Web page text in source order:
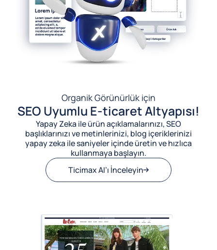
Organik Görünürlük için
SEO Uyumlu E-ticaret Altyapısı!
Yapay Zeka ile ürün açıklamalarınızı, SEO
başlıklarınızı ve metinlerinizi, blog içeriklerinizi
yapay zeka ile saniyeler içinde üretin ve hızlıca
kullanmaya başlayın.
Ticimax AI’ı İnceleyin